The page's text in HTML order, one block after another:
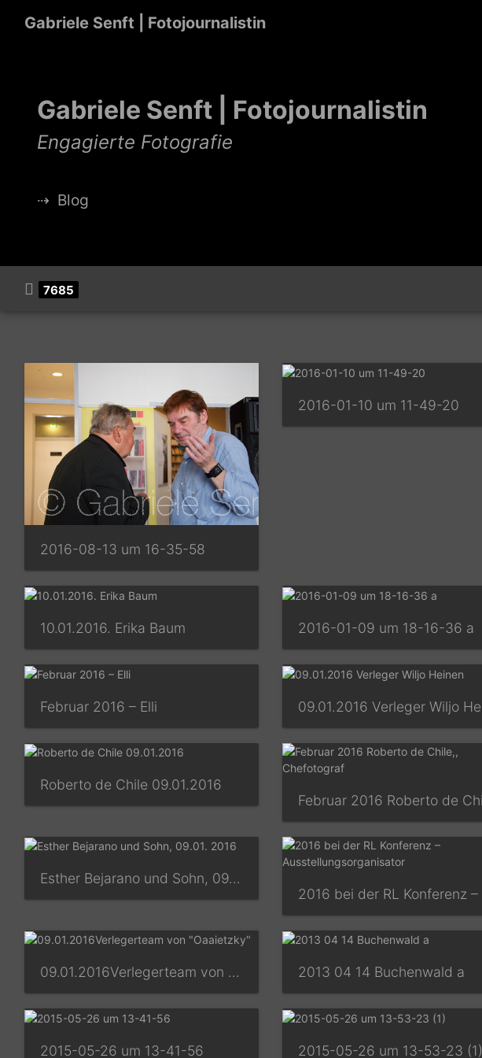
Gabriele Senft | Fotojournalistin
Gabriele Senft | Fotojournalistin
Engagierte Fotografie
⇢ Blog
7685
2016-08-13 um 16-35-58
2016-01-10 um 11-49-20
10.01.2016. Erika Baum 2016-01-09 um 18-16-36 a
Februar 2016 – Elli
Roberto de Chile 09.01.2016
Esther Bejarano und Sohn, 09.01. 2016
09.01.2016Verlegerteam von "Oaaietzky" 2013 04 14 Buchenwald a
2015-05-26 um 13-41-56 2015-05-26 um 13-53-23 (1)